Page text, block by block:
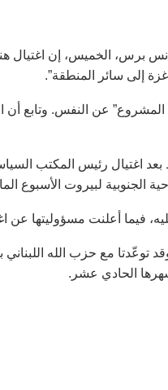
برس، الخميس، إن اغتيال
غزة إلى سائر المنطقة”.
عن النفس. وتابع أن
اغتيال رئيس المكتب
الجنوبية لبيروت الأسبوع
فيما أعلنت مسؤوليتها عن
توعّدتا مع حزب الله
الحادي عشر.